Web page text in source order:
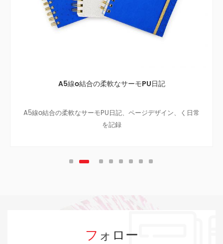
A5線o結合の柔軟なサーモPU日記
A5線o結合の柔軟なサーモPU日記、ページデザイン、く日常
を記録
フォロー